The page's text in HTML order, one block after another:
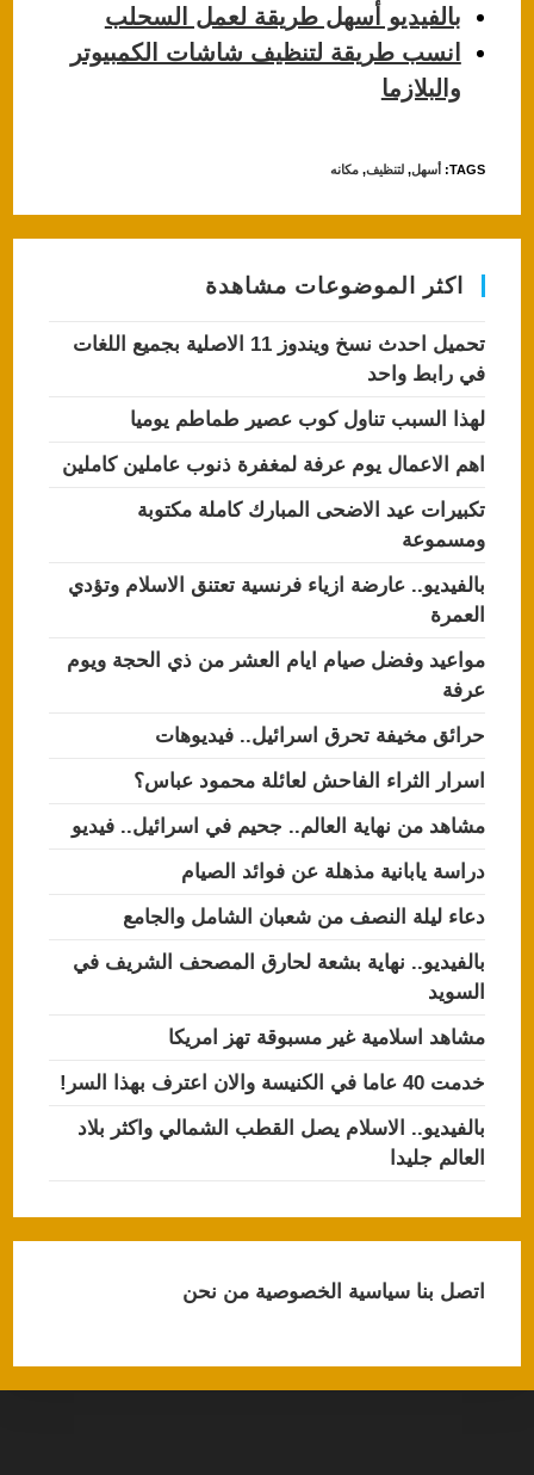
بالفيديو أسهل طريقة لعمل السحلب
انسب طريقة لتنظيف شاشات الكمبيوتر
والبلازما
TAGS
:أسهل, لتنظيف, مكانه
اكثر الموضوعات مشاهدة
تحميل احدث نسخ ويندوز 11 الاصلية بجميع اللغات
في رابط واحد
لهذا السبب تناول كوب عصير طماطم يوميا
اهم الاعمال يوم عرفة لمغفرة ذنوب عاملين كاملين
تكبيرات عيد الاضحى المبارك كاملة مكتوبة
ومسموعة
بالفيديو.. عارضة ازياء فرنسية تعتنق الاسلام وتؤدي
العمرة
مواعيد وفضل صيام ايام العشر من ذي الحجة ويوم
عرفة
حرائق مخيفة تحرق اسرائيل.. فيديوهات
اسرار الثراء الفاحش لعائلة محمود عباس؟
مشاهد من نهاية العالم.. جحيم في اسرائيل.. فيديو
دراسة يابانية مذهلة عن فوائد الصيام
دعاء ليلة النصف من شعبان الشامل والجامع
بالفيديو.. نهاية بشعة لحارق المصحف الشريف في
السويد
مشاهد اسلامية غير مسبوقة تهز امريكا
خدمت 40 عاما في الكنيسة والان اعترف بهذا السر!
بالفيديو.. الاسلام يصل القطب الشمالي واكثر بلاد
العالم جليدا
اتصل بناسياسية الخصوصيةمن نحن